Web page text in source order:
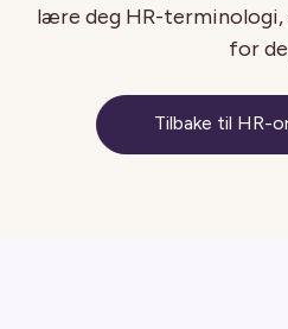
lære deg HR-terminologi,
for
Tilbake til HR-